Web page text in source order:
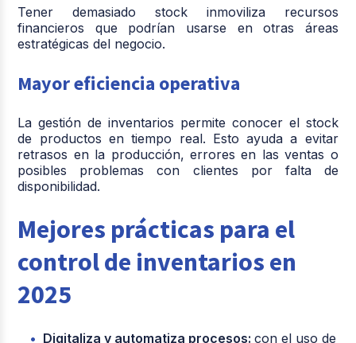
Tener demasiado stock inmoviliza recursos
financieros que podrían usarse en otras áreas
estratégicas del negocio.
Mayor eficiencia operativa
La gestión de inventarios permite conocer el stock
de productos en tiempo real. Esto ayuda a evitar
retrasos en la producción, errores en las ventas o
posibles problemas con clientes por falta de
disponibilidad.
Mejores prácticas para el
control de inventarios en
2025
Digitaliza y automatiza procesos:con el uso de